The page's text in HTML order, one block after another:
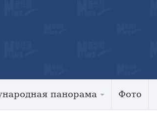
панорама Фото